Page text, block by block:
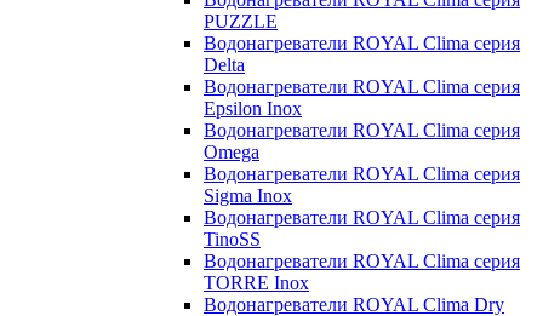
PUZZLE
Водонагреватели ROYAL Clima серия
Delta
Водонагреватели ROYAL Clima серия
Epsilon Inox
Водонагреватели ROYAL Clima серия
Omega
Водонагреватели ROYAL Clima серия
Sigma Inox
Водонагреватели ROYAL Clima серия
TinoSS
Водонагреватели ROYAL Clima серия
TORRE Inox
Водонагреватели ROYAL Clima Dry